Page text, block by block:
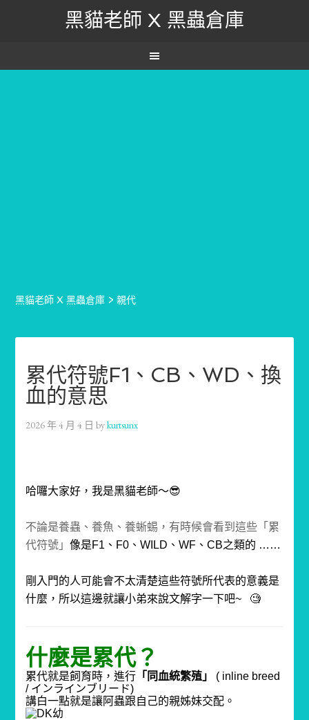
黑貓老師 X 黑蟲倉庫
黑貓老師 X 黑蟲倉庫 >親代
累代符號F1、CB、WD、換
血的意思
2026 年 4 月 4 日 bykurtsunx
哈囉大家好，我是黑貓老師～😎
不論是養蟲、養魚、養蜥蜴，有時候會看到這些「累
代符號」像是F1、F0、WILD、WF、CB之類的 ……
剛入門的人可能會不太清楚這些符號所代表的意義是
什麼，所以這邊就讓小弟來說文解字一下吧~
🧐
什麼是累代？
累代就是飼育時，進行 「同血統繁殖」
( inline breed
/ インラインブリード)
講白一點就是讓阿蟲跟自己的親姊妹交配。